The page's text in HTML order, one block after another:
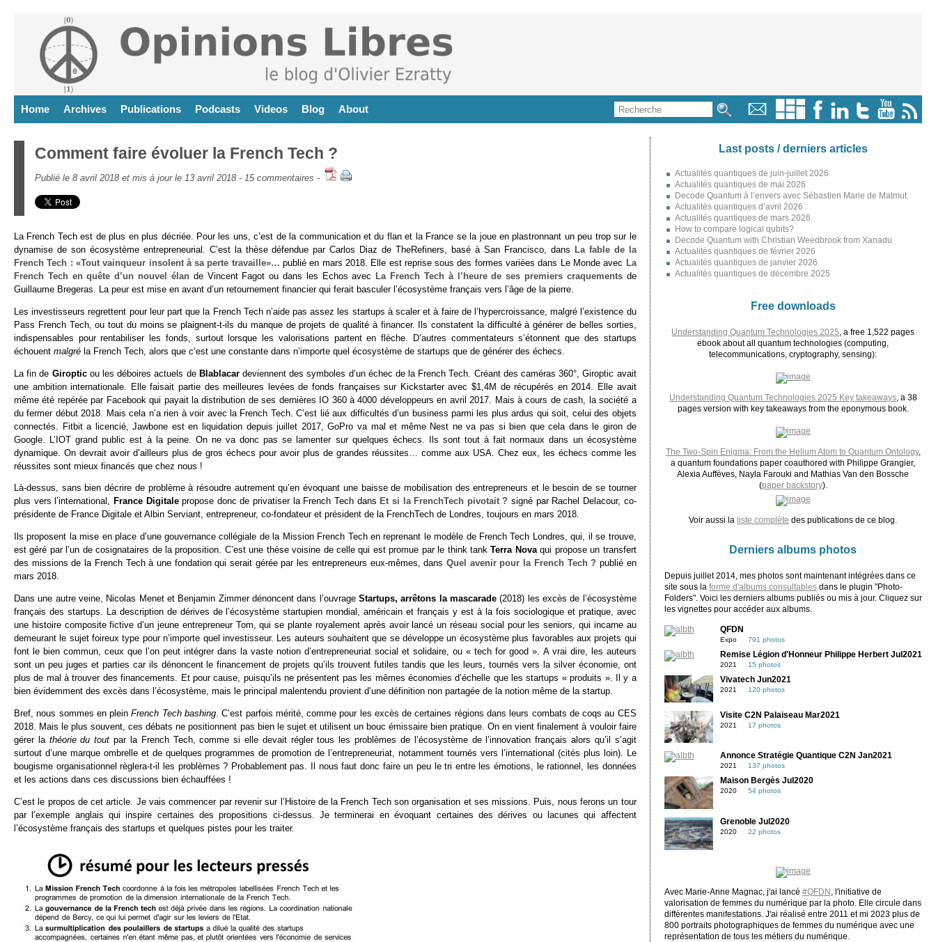
Home Archives Publications Podcasts Videos Blog About
Comment faire évoluer la French Tech ?
Publié le 8 avril 2018 et mis à jour le 13 avril 2018 - 15 commentaires -
La French Tech est de plus en plus décriée. Pour les uns, c’est de la communication et du flan et la France se la joue en plastronnant un peu trop sur le
dynamise de son écosystème entrepreneurial. C’est la thèse défendue par Carlos Diaz de TheRefiners, basé à San Francisco, dans La fable de la
French Tech : «Tout vainqueur insolent à sa perte travaille»… publié en mars 2018. Elle est reprise sous des formes variées dans Le Monde avec La
French Tech en quête d’un nouvel élande Vincent Fagot ou dans les Echos avec La French Tech à l’heure de ses premiers craquementsde
Guillaume Bregeras. La peur est mise en avant d’un retournement financier qui ferait basculer l’écosystème français vers l’âge de la pierre.
Les investisseurs regrettent pour leur part que la French Tech n’aide pas assez les startups à scaler et à faire de l’hypercroissance, malgré l’existence du
Pass French Tech, ou tout du moins se plaignent-t-ils du manque de projets de qualité à financer. Ils constatent la difficulté à générer de belles sorties,
indispensables pour rentabiliser les fonds, surtout lorsque les valorisations partent en flèche. D’autres commentateurs s’étonnent que des startups
échouent malgré la French Tech, alors que c’est une constante dans n’importe quel écosystème de startups que de générer des échecs.
La fin de Giroptic ou les déboires actuels de Blablacardeviennent des symboles d’un échec de la French Tech. Créant des caméras 360°, Giroptic avait
une ambition internationale. Elle faisait partie des meilleures levées de fonds françaises sur Kickstarter avec $1,4M de récupérés en 2014. Elle avait
même été repérée par Facebook qui payait la distribution de ses dernières IO 360 à 4000 développeurs en avril 2017. Mais à cours de cash, la société a
du fermer début 2018. Mais cela n’a rien à voir avec la French Tech. C’est lié aux difficultés d’un business parmi les plus ardus qui soit, celui des objets
connectés. Fitbit a licencié, Jawbone est en liquidation depuis juillet 2017, GoPro va mal et même Nest ne va pas si bien que cela dans le giron de
Google. L’IOT grand public est à la peine. On ne va donc pas se lamenter sur quelques échecs. Ils sont tout à fait normaux dans un écosystème
dynamique. On devrait avoir d’ailleurs plus de gros échecs pour avoir plus de grandes réussites… comme aux USA. Chez eux, les échecs comme les
réussites sont mieux financés que chez nous !
Là-dessus, sans bien décrire de problème à résoudre autrement qu’en évoquant une baisse de mobilisation des entrepreneurs et le besoin de se tourner
plus vers l’international, France Digitalepropose donc de privatiser la French Tech dans Et si la FrenchTech pivotait ? signé par Rachel Delacour, co-
présidente de France Digitale et Albin Serviant, entrepreneur, co-fondateur et président de la FrenchTech de Londres, toujours en mars 2018.
Ils proposent la mise en place d’une gouvernance collégiale de la Mission French Tech en reprenant le modèle de French Tech Londres, qui, il se trouve,
est géré par l’un de cosignataires de la proposition. C’est une thèse voisine de celle qui est promue par le think tankTerra Novaqui propose un transfert
des missions de la French Tech à une fondation qui serait gérée par les entrepreneurs eux-mêmes, dans Quel avenir pour la French Tech ? publié en
mars 2018.
Dans une autre veine, Nicolas Menet et Benjamin Zimmer dénoncent dans l’ouvrage Startups, arrêtons la mascarade(2018) les excès de l’écosystème
français des startups. La description de dérives de l’écosystème startupien mondial, américain et français y est à la fois sociologique et pratique, avec
une histoire composite fictive d’un jeune entrepreneur Tom, qui se plante royalement après avoir lancé un réseau social pour les seniors, qui incarne au
demeurant le sujet foireux type pour n’importe quel investisseur. Les auteurs souhaitent que se développe un écosystème plus favorables aux projets qui
font le bien commun, ceux que l’on peut intégrer dans la vaste notion d’entrepreneuriat social et solidaire, ou « tech for good ». A vrai dire, les auteurs
sont un peu juges et parties car ils dénoncent le financement de projets qu’ils trouvent futiles tandis que les leurs, tournés vers la silver économie, ont
plus de mal à trouver des financements. Et pour cause, puisqu’ils ne présentent pas les mêmes économies d’échelle que les startups « produits ». Il y a
bien évidemment des excès dans l’écosystème, mais le principal malentendu provient d’une définition non partagée de la notion même de la startup.
Bref, nous sommes en pleinFrench Tech bashing. C’est parfois mérité, comme pour les excès de certaines régions dans leurs combats de coqs au CES
2018. Mais le plus souvent, ces débats ne positionnent pas bien le sujet et utilisent un bouc émissaire bien pratique. On en vient finalement à vouloir faire
gérer la théorie du tout par la French Tech, comme si elle devait régler tous les problèmes de l’écosystème de l’innovation français alors qu’il s’agit
surtout d’une marque ombrelle et de quelques programmes de promotion de l’entrepreneuriat, notamment tournés vers l’international (cités plus loin). Le
bougisme organisationnel règlera-t-il les problèmes ? Probablement pas. Il nous faut donc faire un peu le tri entre les émotions, le rationnel, les données
et les actions dans ces discussions bien échauffées !
C’est le propos de cet article. Je vais commencer par revenir sur l’Histoire de la French Tech son organisation et ses missions. Puis, nous ferons un tour
par l’exemple anglais qui inspire certaines des propositions ci-dessus. Je terminerai en évoquant certaines des dérives ou lacunes qui affectent
l’écosystème français des startups et quelques pistes pour les traiter.
Last posts / derniers articles
Actualités quantiques de juin-juillet 2026
Actualités quantiques de mai 2026
Decode Quantum à l’envers avec Sébastien Marie de Matmut
Actualités quantiques d’avril 2026
Actualités quantiques de mars 2026
How to compare logical qubits?
Decode Quantum with Christian Weedbrook from Xanadu
Actualités quantiques de février 2026
Actualités quantiques de janvier 2026
Actualités quantiques de décembre 2025
Free downloads
Understanding Quantum Technologies 2025 , a free 1,522 pages
ebook about all quantum technologies (computing,
telecommunications, cryptography, sensing):
Understanding Quantum Technologies 2025 Key takeaways, a 38
pages version with key takeaways from the eponymous book.
The Two-Spin Enigma: From the Helium Atom to Quantum Ontology,
a quantum foundations paper coauthored with Philippe Grangier,
Alexia Auffèves, Nayla Farouki and Mathias Van den Bossche
(paper backstory).
Voir aussi la liste complète des publications de ce blog.
Derniers albums photos
Depuis juillet 2014, mes photos sont maintenant intégrées dans ce
site sous la forme d'albums consultablesdans le plugin "Photo-
Folders". Voici les derniers albums publiés ou mis à jour. Cliquez sur
les vignettes pour accéder aux albums.
QFDN
Expo 791 photos
Remise Légion d'Honneur Philippe Herbert Jul2021
2021 15 photos
Vivatech Jun2021
2021 120 photos
Visite C2N Palaiseau Mar2021
2021 17 photos
Annonce Stratégie Quantique C2N Jan2021
2021 137 photos
Maison Bergès Jul2020
2020 54 photos
Grenoble Jul2020
2020 22 photos
Avec Marie-Anne Magnac, j'ai lancé #QFDN
, l'initiative de
valorisation de femmes du numérique par la photo. Elle circule dans
différentes manifestations. J'ai réalisé entre 2011 et mi 2023 plus de
800 portraits photographiques de femmes du numérique avec une
représentation de tous les métiers du numérique.